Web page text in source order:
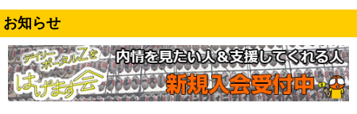
お知らせ